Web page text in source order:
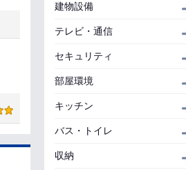
建物設備
テレビ・通信
セキュリティ
部屋環境
キッチン
バス・トイレ
収納